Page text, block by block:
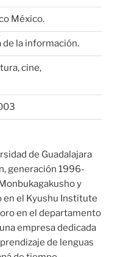
México.
de la información.
cine,
de Guadalajara
generación 1996-
y
el Kyushu Institute
en el departamento
empresa dedicada
de lenguas